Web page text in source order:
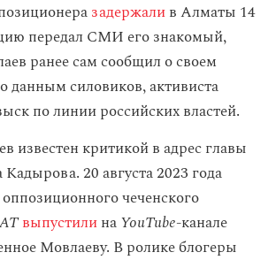
задержалив Алматы 14
передал СМИ его знакомый,
ранее сам сообщил о своем
данным силовиков, активиста
по линии российских властей.
известен критикой в адрес главы
20 августа 2023 года
чеченского
выпустилинаYouTube-канале
Мовлаеву. В ролике блогеры